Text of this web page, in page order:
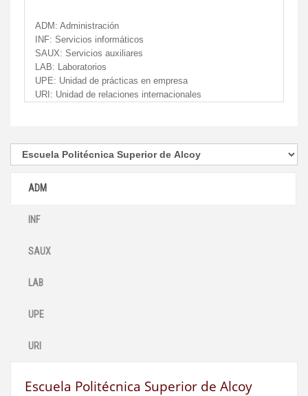
ADM: Administración
INF: Servicios informáticos
SAUX: Servicios auxiliares
LAB: Laboratorios
UPE: Unidad de prácticas en empresa
URI: Unidad de relaciones internacionales
ADM
INF
SAUX
LAB
UPE
URI
Escuela Politécnica Superior de Alcoy